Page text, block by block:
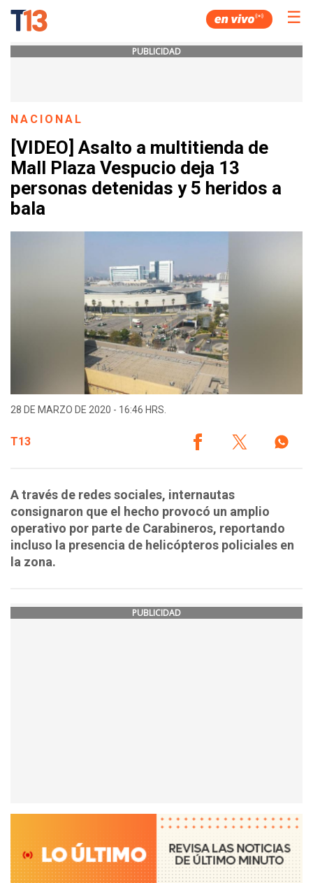
☰
PUBLICIDAD
NACIONAL
[VIDEO] Asalto a multitienda de
Mall Plaza Vespucio deja 13
personas detenidas y 5 heridos a
bala
28 DE MARZO DE 2020 - 16:46 HRS.
T13
A través de redes sociales, internautas
consignaron que el hecho provocó un amplio
operativo por parte de Carabineros, reportando
incluso la presencia de helicópteros policiales en
la zona.
PUBLICIDAD